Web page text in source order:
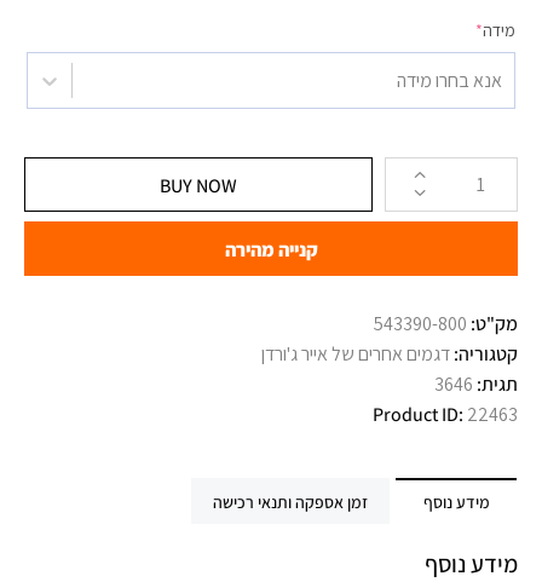
מידה*
אנא בחרו מידה
BUY NOW
קנייה מהירה
מק"ט: 543390-800
קטגוריה:דגמים אחרים של אייר ג'ורדן
תגית: 3646
Product ID: 22463
מידע נוסף זמן אספקה ותנאי רכישה
מידע נוסף